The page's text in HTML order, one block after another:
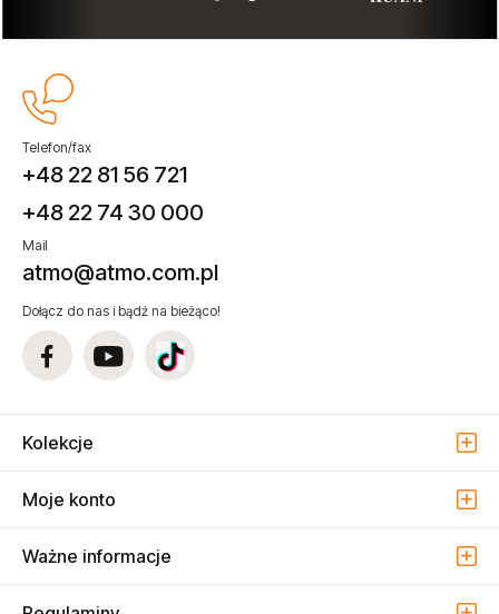
Telefon/fax
+48 22 81 56 721
+48 22 74 30 000
Mail
atmo@atmo.com.pl
Dołącz do nas i bądź na bieżąco!
Kolekcje
Moje konto
Ważne informacje